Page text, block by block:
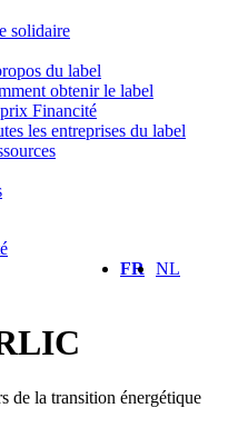
solidaire
du label
obtenir le label
Financité
les entreprises du label
FR
NL
de la transition énergétique